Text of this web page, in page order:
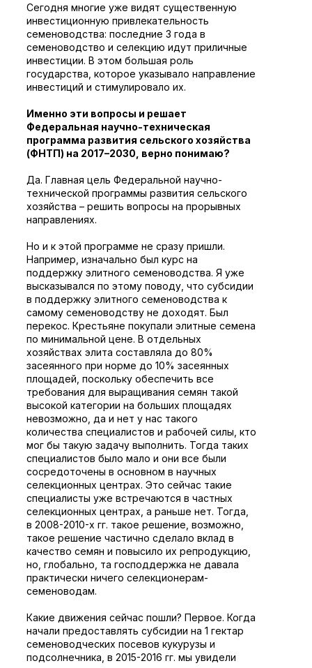
Сегодня многие уже видят существенную
инвестиционную привлекательность
семеноводства: последние 3 года в
семеноводство и селекцию идут приличные
инвестиции. В этом большая роль
государства, которое указывало направление
инвестиций и стимулировало их.
Именно эти вопросы и решает
Федеральная научно-техническая
программа развития сельского хозяйства
(ФНТП) на 2017–2030, верно понимаю?
Да. Главная цель Федеральной научно-
технической программы развития сельского
хозяйства – решить вопросы на прорывных
направлениях.
Но и к этой программе не сразу пришли.
Например, изначально был курс на
поддержку элитного семеноводства. Я уже
высказывался по этому поводу, что субсидии
в поддержку элитного семеноводства к
самому семеноводству не доходят. Был
перекос. Крестьяне покупали элитные семена
по минимальной цене. В отдельных
хозяйствах элита составляла до 80%
засеянного при норме до 10% засеянных
площадей, поскольку обеспечить все
требования для выращивания семян такой
высокой категории на больших площадях
невозможно, да и нет у нас такого
количества специалистов и рабочей силы, кто
мог бы такую задачу выполнить. Тогда таких
специалистов было мало и они все были
сосредоточены в основном в научных
селекционных центрах. Это сейчас такие
специалисты уже встречаются в частных
селекционных центрах, а раньше нет. Тогда,
в 2008-2010-х гг. такое решение, возможно,
такое решение частично сделало вклад в
качество семян и повысило их репродукцию,
но, глобально, та господдержка не давала
практически ничего селекционерам-
семеноводам.
Какие движения сейчас пошли? Первое. Когда
начали предоставлять субсидии на 1 гектар
семеноводческих посевов кукурузы и
подсолнечника, в 2015-2016 гг. мы увидели